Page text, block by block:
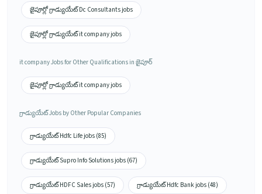
జైపూర్లో గ్రాడ్యుయేట్ Dc Consultants jobs
జైపూర్లో గ్రాడ్యుయేట్ it company jobs
it company Jobs for Other Qualifications in జైపూర్
జైపూర్లో గ్రాడ్యుయేట్ it company jobs
గ్రాడ్యుయేట్ Jobs by Other Popular Companies
గ్రాడ్యుయేట్ Hdfc Life jobs (85)
గ్రాడ్యుయేట్ Supro Info Solutions jobs (67)
గ్రాడ్యుయేట్ HDFC Sales jobs (57) గ్రాడ్యుయేట్ Hdfc Bank jobs (48)